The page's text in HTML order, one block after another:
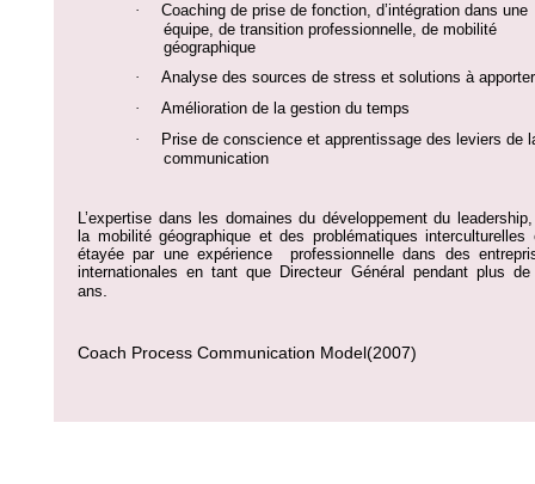
·
Coaching de prise de fonction, d’intégration dans une
équipe, de transition professionnelle, de mobilité
géographique
·
Analyse des sources de stress et solutions à apporter
·
Amélioration de la gestion du temps
·
Prise de conscience et apprentissage des leviers de
communication
L’expertise dans les domaines du développement du
la mobilité géographique et des problématiques interculturelles
étayée par une expérience
professionnelle dans des
internationales en tant que Directeur Général pendant plus
ans
Coach Process Communication Model(2007)